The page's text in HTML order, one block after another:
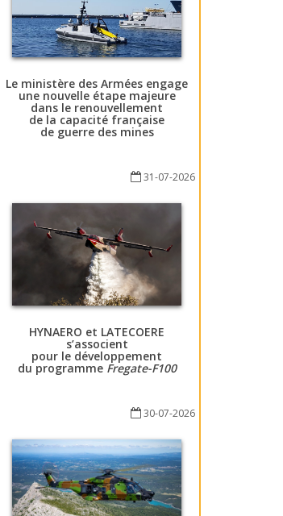
Le ministère des Armées engage
une nouvelle étape majeure
dans le renouvellement
de la capacité française
de guerre des mines
31-07-2026
HYNAERO et LATECOERE
s’associent
pour le développement
du programme Fregate-F100
30-07-2026